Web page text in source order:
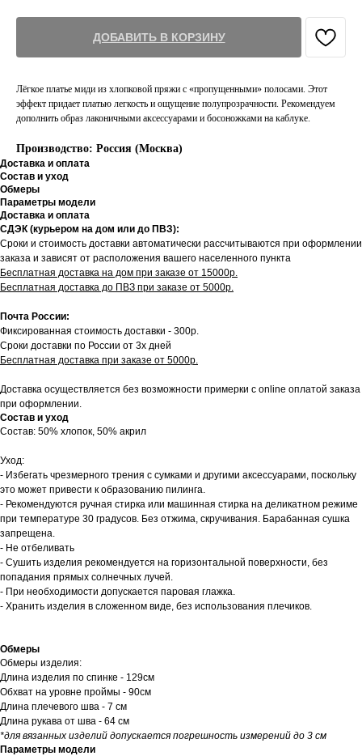
ДОБАВИТЬ В КОРЗИНУ
Лёгкое платье миди из хлопковой пряжи с «пропущенными» полосами. Этот
эффект придает платью легкость и ощущение полупрозрачности. Рекомендуем
дополнить образ лаконичными аксессуарами и босоножками на каблуке.
Производство: Россия (Москва)
Доставка и оплата
Состав и уход
Обмеры
Параметры модели
Доставка и оплата
СДЭК (курьером на дом или до ПВЗ):
Сроки и стоимость доставки автоматически рассчитываются при оформлении
заказа и зависят от расположения вашего населенного пункта
Бесплатная доставка на дом при заказе от 15000р.
Бесплатная доставка до ПВЗ при заказе от 5000р.
Почта России:
Фиксированная стоимость доставки - 300р.
Сроки доставки по России от 3х дней
Бесплатная доставка при заказе от 5000р.
Доставка осуществляется без возможности примерки с online оплатой заказа
при оформлении.
Состав и уход
Состав: 50% хлопок, 50% акрил
Уход:
- Избегать чрезмерного трения с сумками и другими аксессуарами, поскольку
это может привести к образованию пилинга.
- Рекомендуются ручная стирка или машинная стирка на деликатном режиме
при температуре 30 градусов. Без отжима, скручивания. Барабанная сушка
запрещена.
- Не отбеливать
- Сушить изделия рекомендуется на горизонтальной поверхности, без
попадания прямых солнечных лучей.
- При необходимости допускается паровая глажка.
- Хранить изделия в сложенном виде, без использования плечиков.
Обмеры
Обмеры изделия:
Длина изделия по спинке - 129см
Обхват на уровне проймы - 90см
Длина плечевого шва - 7 см
Длина рукава от шва - 64 см
*для вязанных изделий допускается погрешность измерений до 3 см
Параметры модели